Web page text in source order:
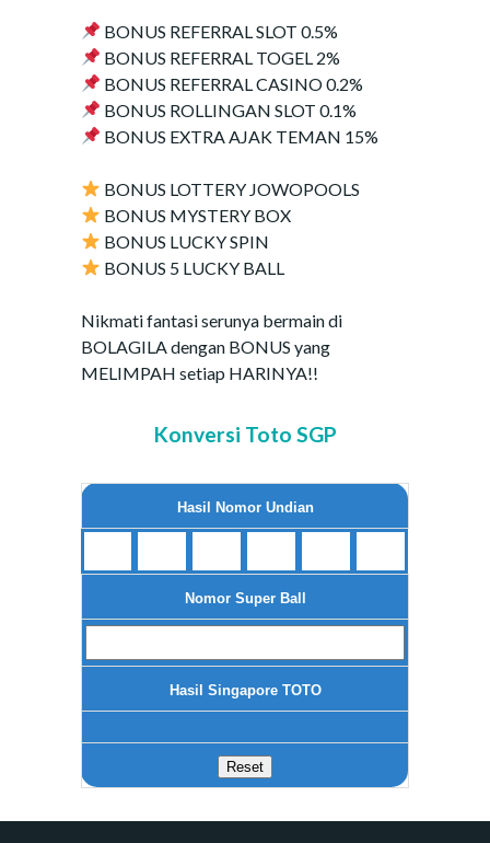
BONUS REFERRAL SLOT 0.5%
BONUS REFERRAL TOGEL 2%
BONUS REFERRAL CASINO 0.2%
BONUS ROLLINGAN SLOT 0.1%
BONUS EXTRA AJAK TEMAN 15%
BONUS LOTTERY JOWOPOOLS
BONUS MYSTERY BOX
BONUS LUCKY SPIN
BONUS 5 LUCKY BALL
Nikmati fantasi serunya bermain di
BOLAGILA dengan BONUS yang
MELIMPAH setiap HARINYA!!
Konversi Toto SGP
Hasil Nomor Undian
Nomor Super Ball
Hasil Singapore TOTO